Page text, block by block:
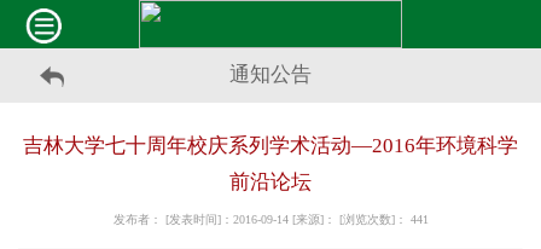
通知公告
吉林大学七十周年校庆系列学术活动—2016年环境科学
前沿论坛
发布者： [发表时间]：2016-09-14 [来源]： [浏览次数]： 441